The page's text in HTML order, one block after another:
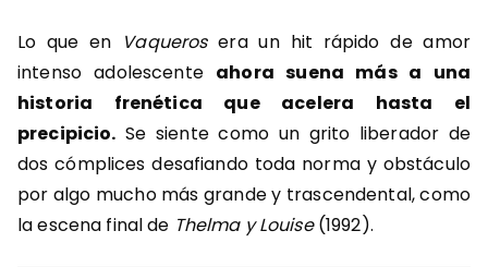
Lo que en Vaquerosera un hit rápido de amor
intenso adolescente ahora suena más a una
historia frenética que acelera hasta el
precipicio. Se siente como un grito liberador de
dos cómplices desafiando toda norma y obstáculo
por algo mucho más grande y trascendental, como
la escena final de Thelma y Louise(1992).